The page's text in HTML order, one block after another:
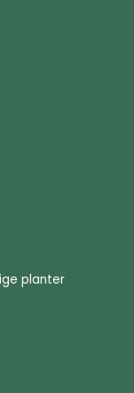
planter